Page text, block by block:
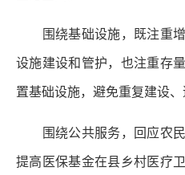
围绕基础设施，既注重增
设施建设和管护，也注重存
置基础设施，避免重复建设、
围绕公共服务，回应农民
提高医保基金在县乡村医疗